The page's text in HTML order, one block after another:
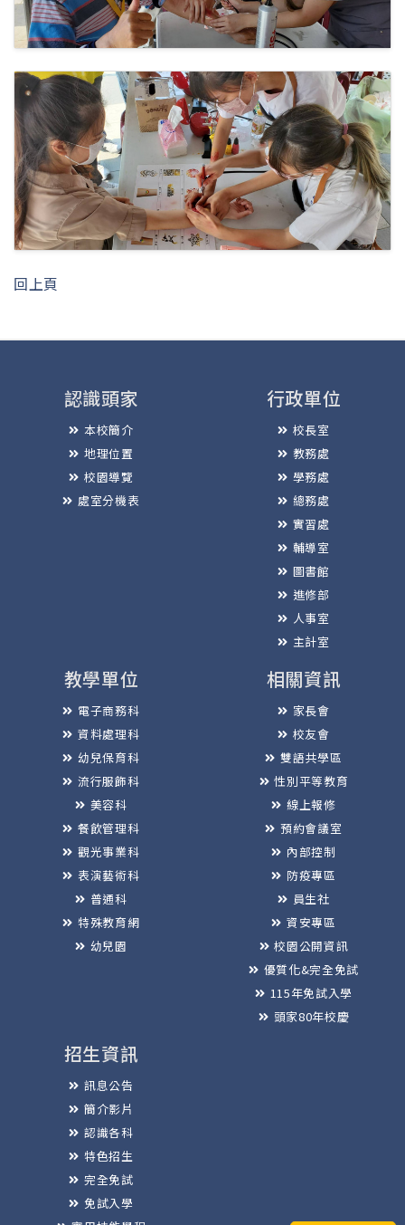
回上頁
認識頭家
本校簡介
地理位置
校園導覽
處室分機表
行政單位
校長室
教務處
學務處
總務處
實習處
輔導室
圖書館
進修部
人事室
主計室
教學單位
電子商務科
資料處理科
幼兒保育科
流行服飾科
美容科
餐飲管理科
觀光事業科
表演藝術科
普通科
特殊教育網
幼兒園
相關資訊
家長會
校友會
雙語共學區
性別平等教育
線上報修
預約會議室
內部控制
防疫專區
員生社
資安專區
校園公開資訊
優質化&完全免試
115年免試入學
頭家80年校慶
招生資訊
訊息公告
簡介影片
認識各科
特色招生
完全免試
免試入學